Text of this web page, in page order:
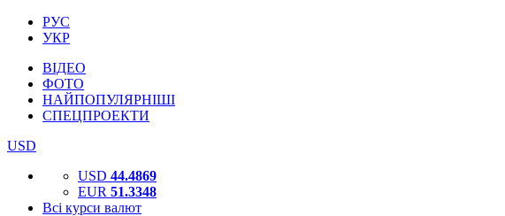
РУС
УКР
ВІДЕО
ФОТО
НАЙПОПУЛЯРНІШІ
СПЕЦПРОЕКТИ
USD
USD 44.4869
EUR 51.3348
Всі курси валют